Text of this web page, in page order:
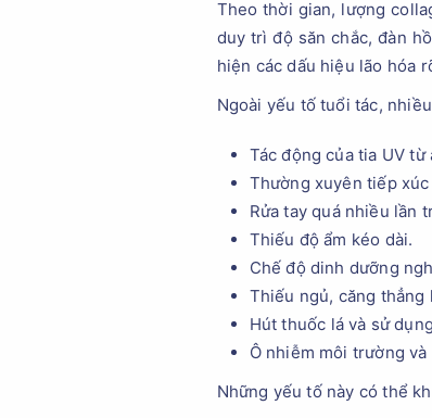
Theo thời gian, lượng
duy trì độ săn chắc, đàn
hiện các dấu hiệu lão hóa
Ngoài yếu tố tuổi tác,
Tác động của tia UV
Thường xuyên tiếp
Rửa tay quá nhiều lần
Thiếu độ ẩm kéo dài.
Chế độ dinh dưỡng
Thiếu ngủ, căng thẳng
Hút thuốc lá và sử
Ô nhiễm môi trường và
Những yếu tố này có thể